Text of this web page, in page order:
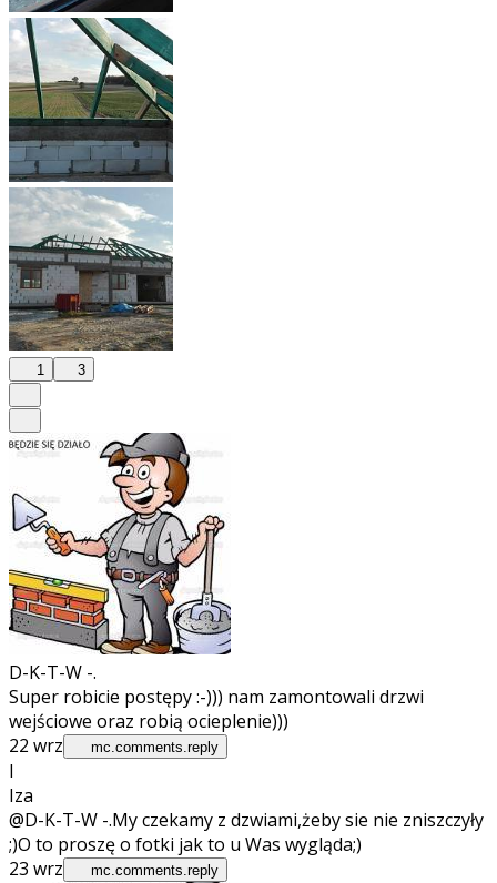
1 3
D-K-T-W -.
Super robicie postępy :-))) nam zamontowali drzwi
wejściowe oraz robią ocieplenie)))
22 wrz
mc.comments.reply
I
Iza
@D-K-T-W -.My czekamy z dzwiami,żeby sie nie zniszczyły
;)O to proszę o fotki jak to u Was wygląda;)
23 wrz
mc.comments.reply